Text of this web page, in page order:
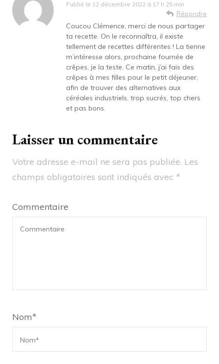
Publié le 12 décembre 2022 à 17 h 25 min
Répondre
Coucou Clémence, merci de nous partager
ta recette. On le reconnaîtra, il existe
tellement de recettes différentes ! La tienne
m’intéresse alors, prochaine fournée de
crêpes, je la teste. Ce matin, j’ai fais des
crêpes à mes filles pour le petit déjeuner,
afin de trouver des alternatives aux
céréales industriels, trop sucrés, top chers
et pas bons.
Laisser un commentaire
Votre adresse e-mail ne sera pas publiée. Les
champs obligatoires sont indiqués avec *
Commentaire
Nom*